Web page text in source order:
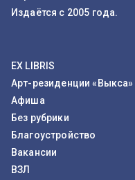
Издаётся с 2005 года.
EX LIBRIS
Арт-резиденции «Выкса»
Афиша
Без рубрики
Благоустройство
Вакансии
ВЗЛ